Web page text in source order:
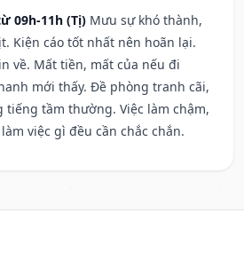
09h-11h (Tị) Mưu sự khó thành,
Kiện cáo tốt nhất nên hoãn lại.
về. Mất tiền, mất của nếu đi
mới thấy. Đề phòng tranh cãi,
tiếng tầm thường. Việc làm chậm,
việc gì đều cần chắc chắn.